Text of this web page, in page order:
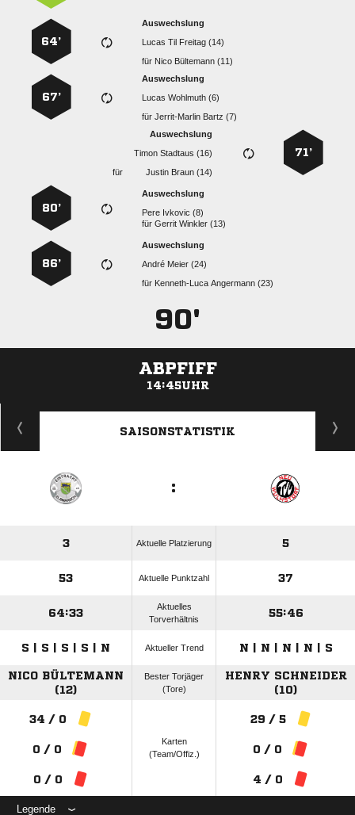
Auswechslung
   
für   
64’
Auswechslung
  
für  
67’
71’
Auswechslung
  
für
  
Auswechslung
  
für  
80’
Auswechslung
  
für   
86’
90'
ABPFIFF
14:45UHR
ANZEIGE
SAISONSTATISTIK
:
3 Aktuelle Platzierung 5
53 Aktuelle Punktzahl 37
64:33
Aktuelles
Torverhältnis
55:46
S | S | S | S | N Aktueller Trend N | N | N | N | S
NICO BÜLTEMANN
(12)
Bester Torjäger
(Tore)
HENRY SCHNEIDER
(10)
34 / 0
0 / 0
0 / 0
Karten
(Team/Offiz.)
29 / 5
0 / 0
4 / 0
Legende